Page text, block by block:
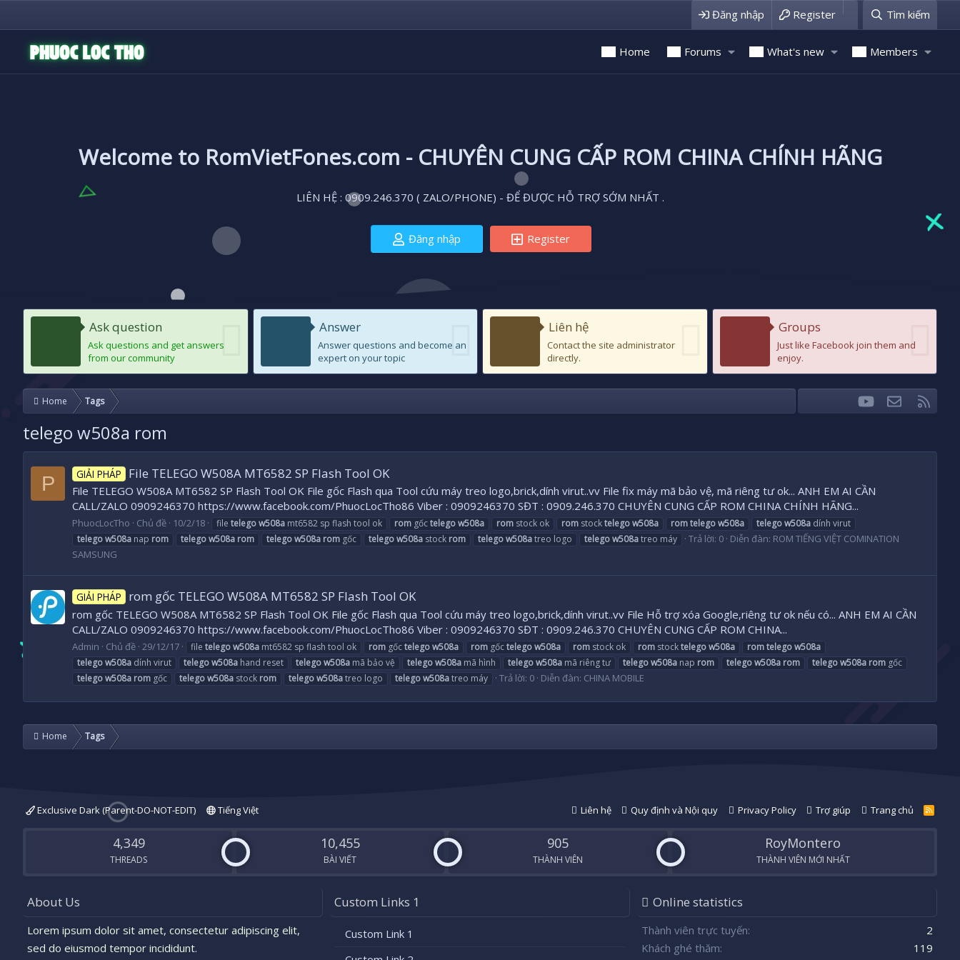
Đăng nhập Register Tìm kiếm
Home Forums What's new Members
Welcome to RomVietFones.com - CHUYÊN CUNG CẤP ROM CHINA CHÍNH HÃNG
LIÊN HỆ : 0909.246.370 ( ZALO/PHONE) - ĐỂ ĐƯỢC HỖ TRỢ SỚM NHẤT .
Đăng nhập Register
Ask question
Ask questions and get answers
from our community
Answer
Answer questions and become an
expert on your topic
Liên hệ
Contact the site administrator
directly.
Groups
Just like Facebook join them and
enjoy.
Home Tags FacebookTwitteryoutubeLiên hệ
telego w508a rom
P GIẢI PHÁP File TELEGO W508A MT6582 SP Flash Tool OK
File TELEGO W508A MT6582 SP Flash Tool OK File gốc Flash qua Tool cứu máy treo logo,brick,dính virut..vv File fix máy mã bảo vệ, mã riêng tư ok... ANH EM AI CẦN
CALL/ZALO 0909246370 https://www.facebook.com/PhuocLocTho86 Viber : 0909246370 SĐT : 0909.246.370 CHUYÊN CUNG CẤP ROM CHINA CHÍNH HÃNG...
PhuocLocTho Chủ đề 10/2/18 file telegow508a mt6582 sp flash tool ok rom gốctelegow508a rom stock ok rom stocktelegow508a romtelegow508a telegow508a dính virut
telegow508a nap rom telegow508a rom telegow508a rom gốc telegow508a stock rom telegow508atreo logo telegow508atreo máy Trả lời: 0 Diễn đàn: ROM TIẾNG VIỆT COMINATION
SAMSUNG
GIẢI PHÁP rom gốc TELEGO W508A MT6582 SP Flash Tool OK
rom gốc TELEGO W508A MT6582 SP Flash Tool OK File gốc Flash qua Tool cứu máy treo logo,brick,dính virut..vv File Hỗ trợ xóa Google,riêng tư ok nếu có... ANH EM AI CẦN
CALL/ZALO 0909246370 https://www.facebook.com/PhuocLocTho86 Viber : 0909246370 SĐT : 0909.246.370 CHUYÊN CUNG CẤP ROM CHINA...
Admin Chủ đề 29/12/17 file telegow508a mt6582 sp flash tool ok rom gốctelegow508a rom gốctelegow508a rom stock ok rom stocktelegow508a romtelegow508a
telegow508a dính virut telegow508a hand reset telegow508a mã bảo vệ telegow508a mã hình telegow508a mã riêng tư telegow508a nap rom telegow508a rom telegow508a rom gốc
telegow508a rom gốc telegow508a stock rom telegow508atreo logo telegow508atreo máy Trả lời: 0 Diễn đàn: CHINA MOBILE
Home Tags
Exclusive Dark (Parent-DO-NOT-EDIT) Tiếng Việt Liên hệ Quy định và Nội quy Privacy Policy Trợ giúp Trang chủ
R
S
4,349
THREADS
10,455
BÀI VIẾT
905
THÀNH VIÊN
RoyMontero
THÀNH VIÊN MỚI NHẤT
About Us
Lorem ipsum dolor sit amet, consectetur adipiscing elit,
sed do eiusmod tempor incididunt.
Custom Links 1
Custom Link 1
Online statistics
Thành viên trực tuyến
2
Khách ghé thăm
119